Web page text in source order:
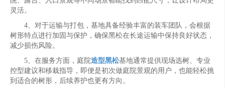
灵活。
4、对于运输与打包，基地具备经验丰富的装车团队，会根据
树形特点进行加固与保护，确保黑松在长途运输中保持良好状态，
减少损伤风险。
5、在服务方面，庭院造型黑松基地通常提供现场选树、专业
控型建议和移栽指导，即便是初次做庭院景观的用户，也能轻松挑
到适合的树形，后续养护也更有方向。